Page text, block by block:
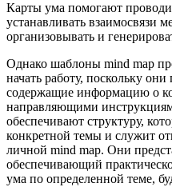
Карты ума помогают
устанавливать взаимосвязи
организовывать и
Однако шаблоны mind map
начать работу, поскольку
содержащие информацию о
направляющими
обеспечивают структуру,
конкретной темы и служит
личной mind map. Они
обеспечивающий
ума по определенной теме,